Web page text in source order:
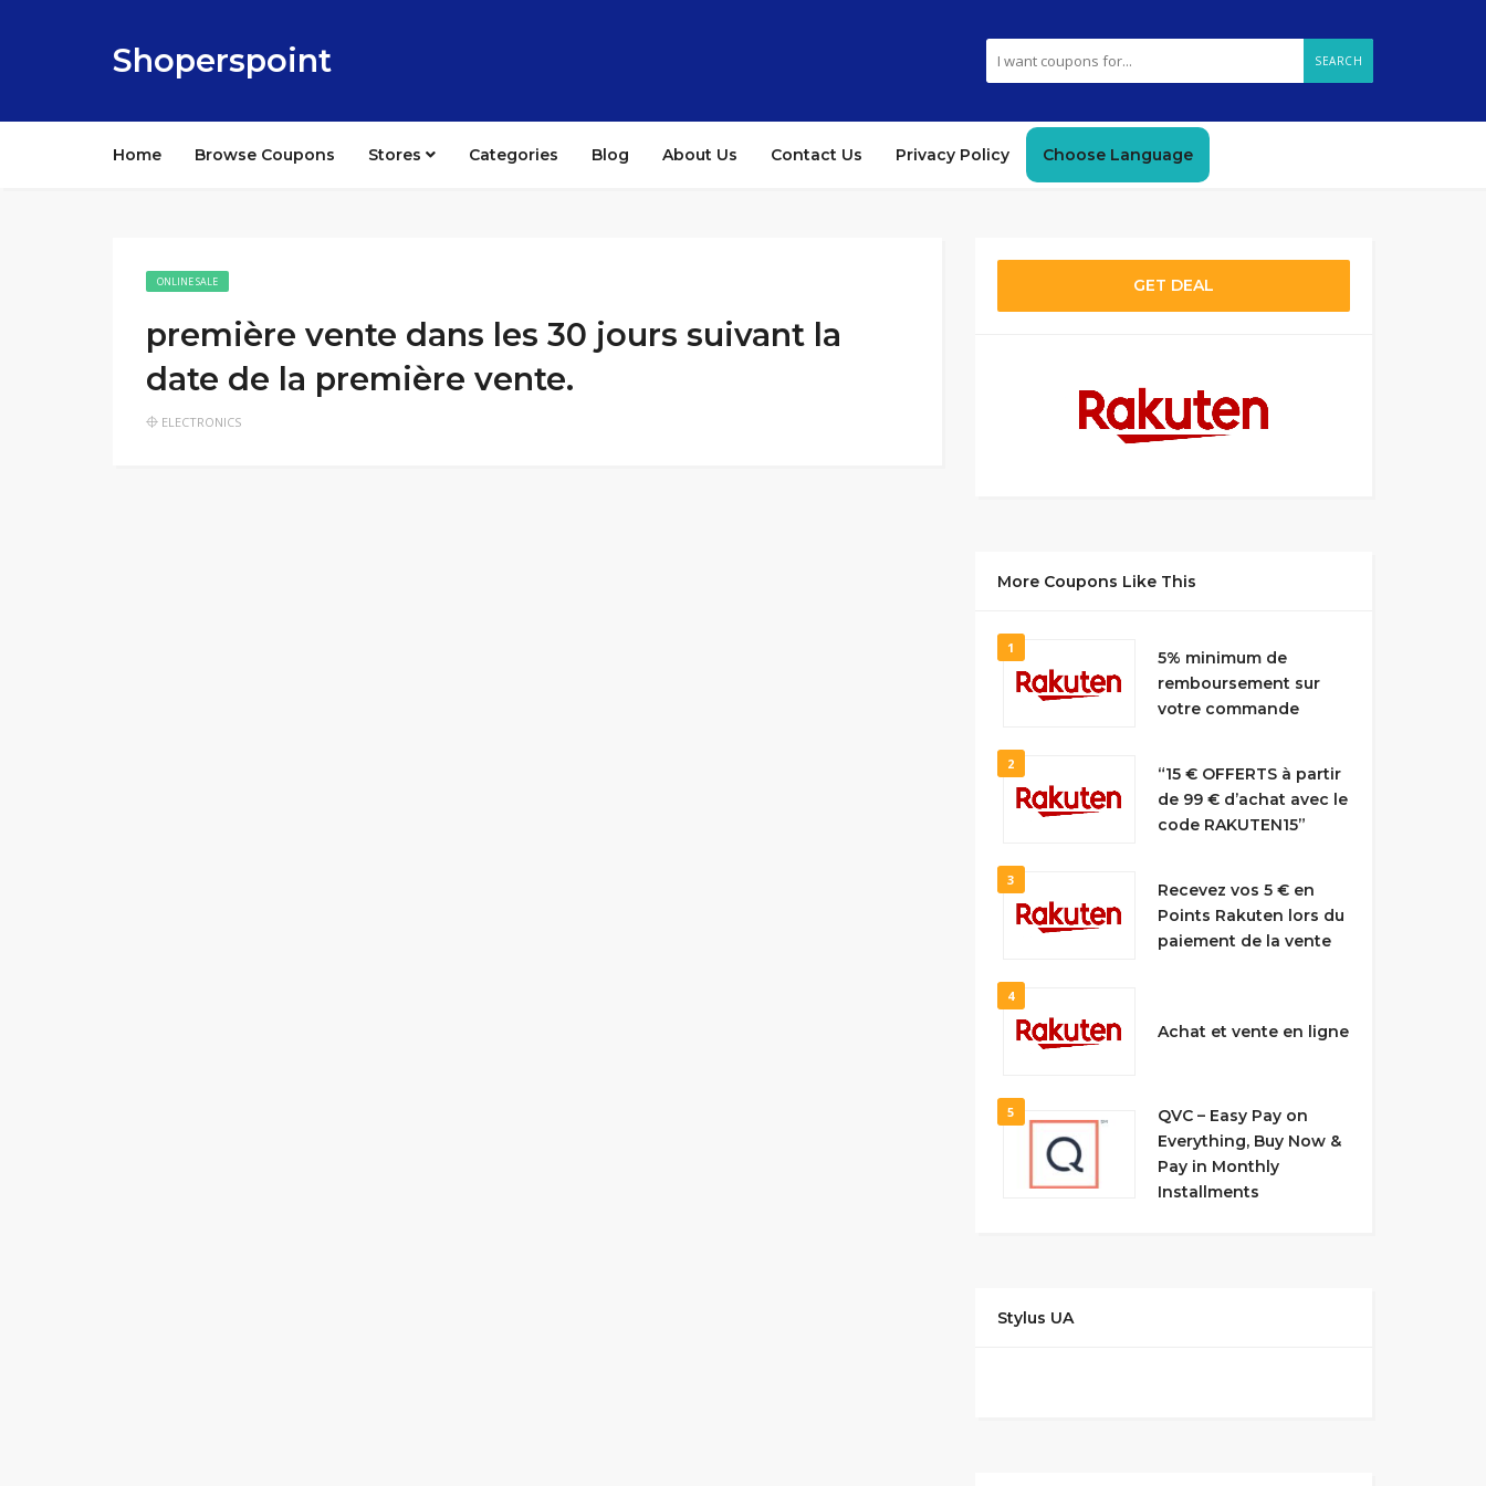
Shoperspoint SEARCH
Home Browse Coupons Stores Categories Blog About Us Contact Us Privacy Policy Choose Language
ONLINE SALE
première vente dans les 30 jours suivant la
date de la première vente.
ELECTRONICS
GET DEAL
More Coupons Like This
1
5% minimum de
remboursement sur
votre commande
2
“15 € OFFERTS à partir
de 99 € d’achat avec le
code RAKUTEN15”
3
Recevez vos 5 € en
Points Rakuten lors du
paiement de la vente
4
Achat et vente en ligne
5
QVC – Easy Pay on
Everything, Buy Now &
Pay in Monthly
Installments
Stylus UA